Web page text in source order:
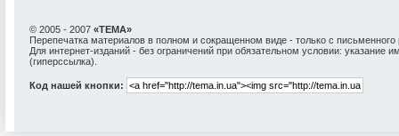
© 2005 - 2007 «ТЕМА»
Перепечатка материалов в полном и сокращенном виде - только с
Для интернет-изданий - без ограничений при обязательном условии: указание
(гиперссылка).
Код нашей кнопки: